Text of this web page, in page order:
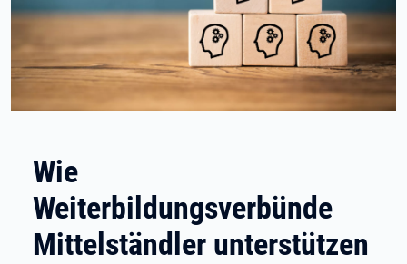
Wie
Weiterbildungsverbünde
Mittelständler unterstützen